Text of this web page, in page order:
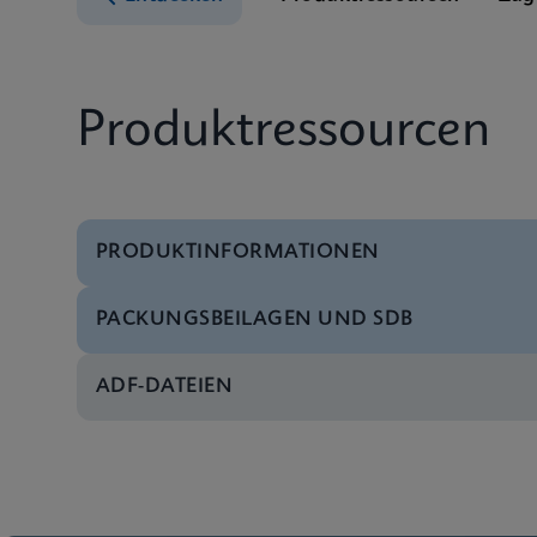
Produktressourcen
PRODUKTINFORMATIONEN
Test-Menü Test Menu CE-IVD
PACKUNGSBEILAGEN UND SDB
SDB
ADF-DATEIEN